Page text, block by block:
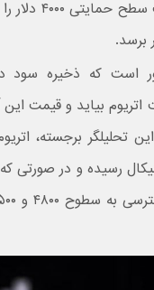
اتریوم قادر
برسد.
است که ذخیره سود
بیاید و قیمت
تحلیلگر برجسته،
رسیده و در صورتی که